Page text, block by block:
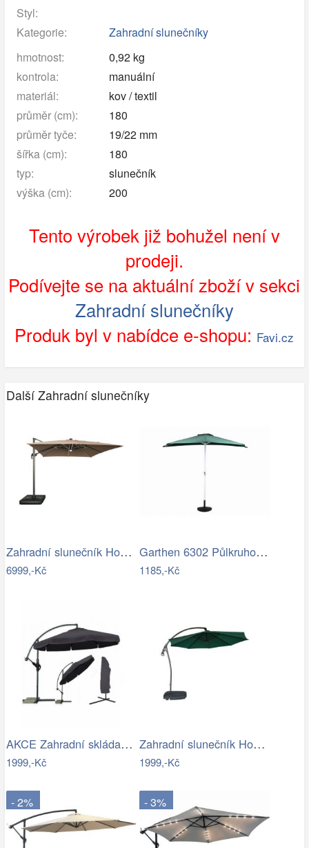
Styl:
Kategorie:
Zahradní slunečníky
hmotnost:
0,92 kg
kontrola:
manuální
materiál:
kov / textil
průměr (cm):
180
průměr tyče:
19/22 mm
šířka (cm):
180
typ:
slunečník
výška (cm):
200
Tento výrobek již bohužel není v
prodeji.
Podívejte se na aktuální zboží v sekci
Zahradní slunečníky
Produk byl v nabídce e-shopu: Favi.cz
Další Zahradní slunečníky
Zahradní slunečník Houseland Vexon s…
6999,-Kč
Garthen 6302 Půlkruhový zahradní…
1185,-Kč
AKCE Zahradní skládací slunečník LEVI…
1999,-Kč
Zahradní slunečník Houseland Vortexa…
1999,-Kč
- 2% - 3%